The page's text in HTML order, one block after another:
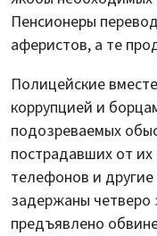
Пенсионеры
аферистов, а те
Полицейские
коррупцией и
подозреваемых
пострадавших от
телефонов и
задержаны
предъявлено